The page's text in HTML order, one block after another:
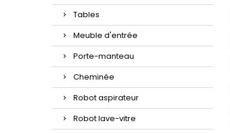
Tables
Meuble d'entrée
Porte-manteau
Cheminée
Robot aspirateur
Robot lave-vitre